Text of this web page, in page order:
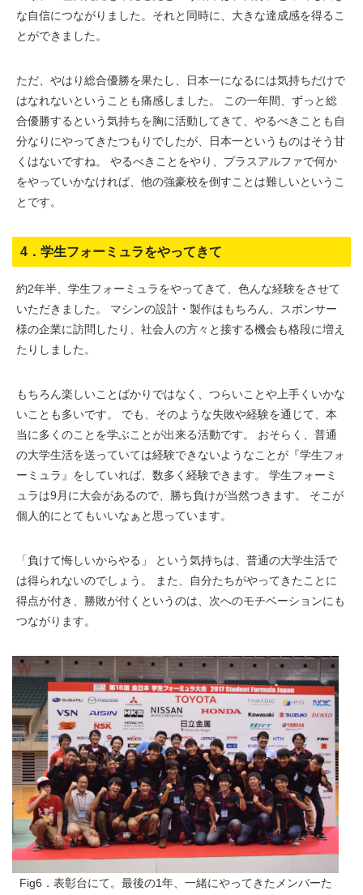
な自信につながりました。それと同時に、大きな達成感を得るこ
とができました。
ただ、やはり総合優勝を果たし、日本一になるには気持ちだけで
はなれないということも痛感しました。 この一年間、ずっと総
合優勝するという気持ちを胸に活動してきて、やるべきことも自
分なりにやってきたつもりでしたが、日本一というものはそう甘
くはないですね。 やるべきことをやり、プラスアルファで何か
をやっていかなければ、他の強豪校を倒すことは難しいというこ
とです。
4．学生フォーミュラをやってきて
約2年半、学生フォーミュラをやってきて、色んな経験をさせて
いただきました。 マシンの設計・製作はもちろん、スポンサー
様の企業に訪問したり、社会人の方々と接する機会も格段に増え
たりしました。
もちろん楽しいことばかりではなく、つらいことや上手くいかな
いことも多いです。 でも、そのような失敗や経験を通じて、本
当に多くのことを学ぶことが出来る活動です。 おそらく、普通
の大学生活を送っていては経験できないようなことが『学生フォ
ーミュラ』をしていれば、数多く経験できます。 学生フォーミ
ュラは9月に大会があるので、勝ち負けが当然つきます。 そこが
個人的にとてもいいなぁと思っています。
「負けて悔しいからやる」 という気持ちは、普通の大学生活で
は得られないのでしょう。 また、自分たちがやってきたことに
得点が付き、勝敗が付くというのは、次へのモチベーションにも
つながります。
Fig6．表彰台にて。最後の1年、一緒にやってきたメンバーた